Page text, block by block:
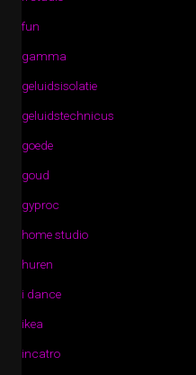
fun
gamma
geluidsisolatie
geluidstechnicus
goede
goud
gyproc
home studio
huren
i dance
ikea
incatro